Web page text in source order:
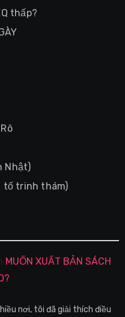
thấp?
Nhật)
tố trinh thám)
MUỐN XUẤT BẢN SÁCH
nơi, tôi đã giải thích điều